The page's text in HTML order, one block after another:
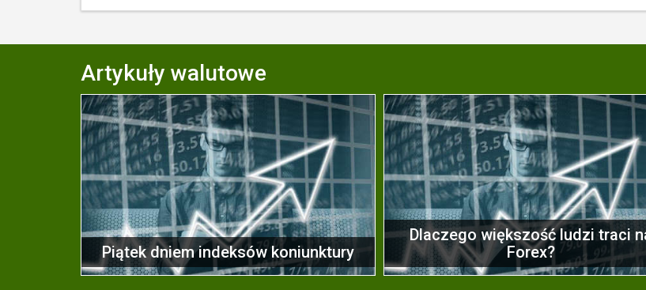
Artykuły walutowe
Piątek dniem indeksów koniunktury
Dlaczego większość ludzi traci
Forex?